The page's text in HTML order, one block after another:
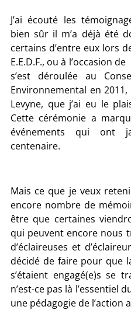
J’ai écouté les
bien sûr il m’a déjà été
certains d’entre eux lors
E.E.D.F., ou à l’occasion
s’est déroulée au
Environnemental en
Levyne, que j’ai eu le
Cette cérémonie a
événements qui ont
centenaire.
Mais ce que je veux
encore nombre de
être que certaines
qui peuvent encore nous
d’éclaireuses et
décidé de faire pour que
s’étaient engagé(e)s se
n’est-ce pas là l’essentiel
une pédagogie de l’action